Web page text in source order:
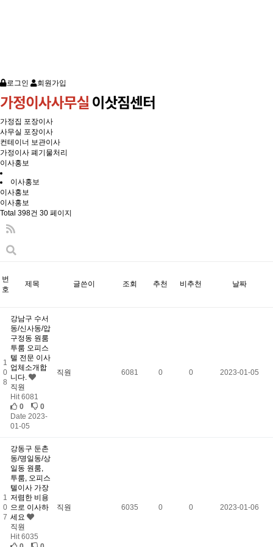
로그인 회원가입
가정집 포장이사
사무실 포장이사
컨테이너 보관이사
가정이사 폐기물처리
이사홍보
이사홍보
이사홍보
이사홍보
Total 398건 30 페이지
번
호
제목 글쓴이 조회 추천 비추천 날짜
1
0
8
강남구 수서
동/신사동/압
구정동 원룸
투룸 오피스
텔 전문 이사
업체소개합
니다.
직원
Hit 6081
0
0
Date 2023-
01-05
직원 6081 0 0 2023-01-05
1
0
7
강동구 둔촌
동/명일동/상
일동 원룸,
투룸, 오피스
텔이사 가장
저렴한 비용
으로 이사하
세요
직원
Hit 6035
직원 6035 0 0 2023-01-06